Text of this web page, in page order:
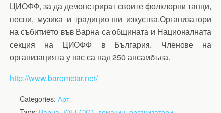
ЦИОФФ, за да демонстрират своите фолклорни танци,
песни, музика и традиционни изкуства.Организатори
на събитието във Варна са общината и Националната
секция на ЦИОФФ в България. Членове на
организацията у нас са над 250 ансамбъла.
http://www.barometar.net/
Categories: Арт